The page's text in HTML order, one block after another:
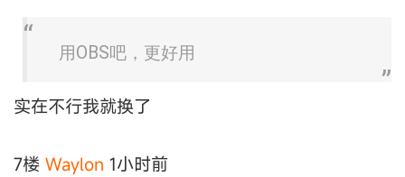
用OBS吧，更好用
实在不行我就换了
7楼 Waylon 1小时前